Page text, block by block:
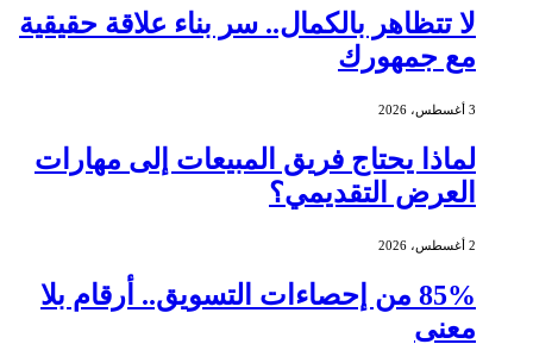
لا تتظاهر بالكمال.. سر بناء علاقة حقيقية
مع جمهورك
3 أغسطس، 2026
لماذا يحتاج فريق المبيعات إلى مهارات
العرض التقديمي؟
2 أغسطس، 2026
85% من إحصاءات التسويق.. أرقام بلا
معنى